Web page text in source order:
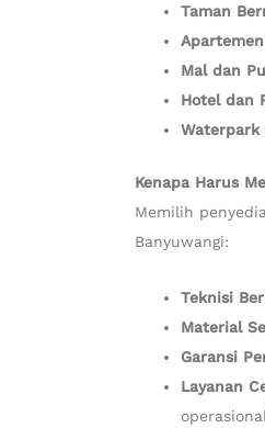
Taman
Mal dan
Hotel dan
Waterpark
Kenapa Harus
Memilih
Banyuwangi:
Teknisi
Material
Garansi
Layanan